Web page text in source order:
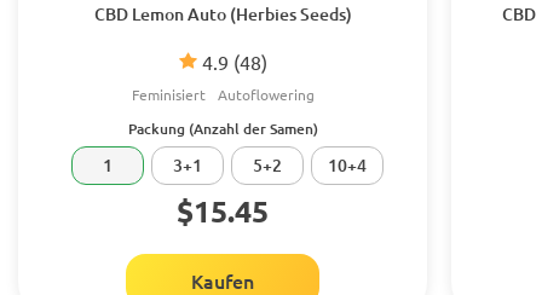
CBD Lemon Auto (Herbies Seeds)
4.9 (48)
Feminisiert Autoflowering
Packung (Anzahl der Samen)
1 3+1 5+2 10+4
$15.45
Kaufen